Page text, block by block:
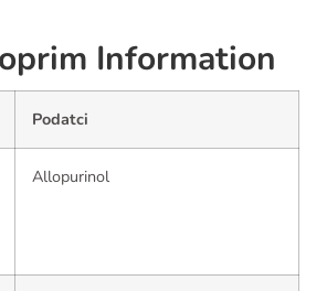
Information
Podatci
Allopurinol